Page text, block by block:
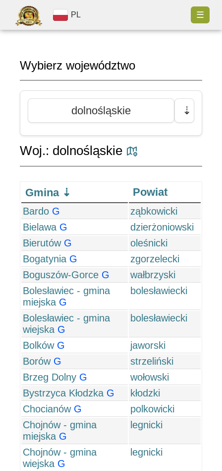
PL ☰
Wybierz województwo
dolnośląskie ⇣
Woj.: dolnośląskie
Gmina Powiat
Bardo G
ząbkowicki
Bielawa G
dzierżoniowski
Bierutów G
oleśnicki
Bogatynia G
zgorzelecki
Boguszów-Gorce G
wałbrzyski
Bolesławiec - gmina
miejska G
bolesławiecki
Bolesławiec - gmina
wiejska G
bolesławiecki
Bolków G
jaworski
Borów G
strzeliński
Brzeg Dolny G
wołowski
Bystrzyca Kłodzka G
kłodzki
Chocianów G
polkowicki
Chojnów - gmina
miejska G
legnicki
Chojnów - gmina
wiejska G
legnicki